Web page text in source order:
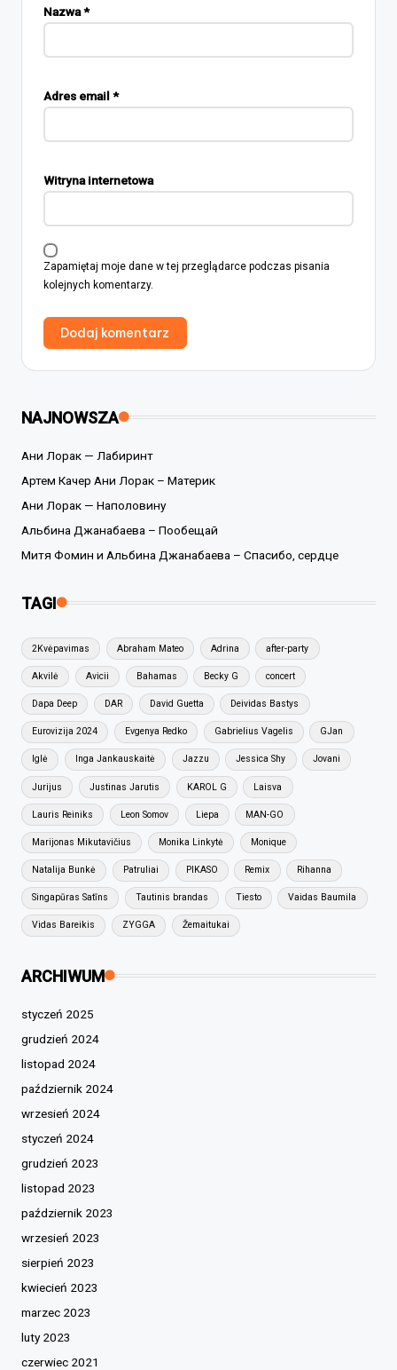
Nazwa*
Adres email *
Witryna internetowa
Zapamiętaj moje dane w tej przeglądarce podczas pisania
kolejnych komentarzy.
NAJNOWSZA
Ани Лорак — Лабиринт
Артем Качер Ани Лорак – Материк
Ани Лорак — Наполовину
Альбина Джанабаева – Пообещай
Митя Фомин и Альбина Джанабаева – Спасибо, сердце
TAGI
2Kvėpavimas Abraham Mateo Adrina after-party
Akvilė Avicii Bahamas Becky G concert
Dapa Deep DAR David Guetta Deividas Bastys
Eurovizija 2024 Evgenya Redko Gabrielius Vagelis GJan
Iglė Inga Jankauskaitė Jazzu Jessica Shy Jovani
Jurijus Justinas Jarutis KAROL G Laisva
Lauris Reiniks Leon Somov Liepa MAN-GO
Marijonas Mikutavičius Monika Linkytė Monique
Natalija Bunkė Patruliai PIKASO Remix Rihanna
Singapūras Satīns Tautinis brandas Tiesto Vaidas Baumila
Vidas Bareikis ZYGGA Žemaitukai
ARCHIWUM
styczeń 2025
grudzień 2024
listopad 2024
październik 2024
wrzesień 2024
styczeń 2024
grudzień 2023
listopad 2023
październik 2023
wrzesień 2023
sierpień 2023
kwiecień 2023
marzec 2023
luty 2023
czerwiec 2021